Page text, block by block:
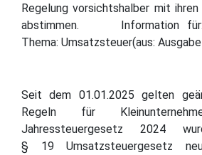
Regelung vorsichtshalber mit
abstimmen. Information für:
Thema: Umsatzsteuer(aus:
Seit dem 01.01.2025 gelten
Regeln für
Jahressteuergesetz 2024
§ 19 Umsatzsteuergesetz